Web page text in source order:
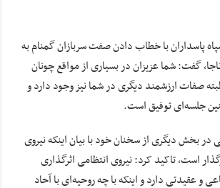
پاسداران با خطاب دادن صفت سربازان گمنام به
گفت: شما عزیزان در بسیاری از مواقع چونان
صفات ارزشمند دیگری در شما نیز وجود دارد و
جلسه‌ای توفیق است.
در بخش دیگری از سخنان خود با بیان اینکه نیروی
است، تاکید کرد: نیروی انتظامی اثرگذاری
و عقیدتی دارد و اینکه با چه روحیه‌ای با آحاد